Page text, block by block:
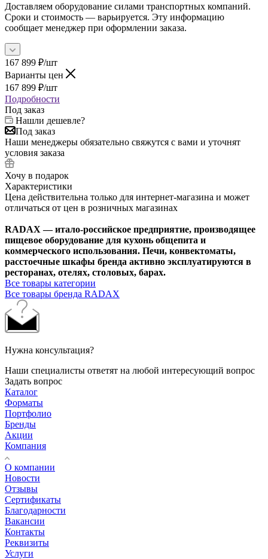
Доставляем оборудование силами транспортных компаний.
Сроки и стоимость — варьируется. Эту информацию
сообщает менеджер при оформлении заказа.
167 899 ₽/шт
Варианты цен
167 899 ₽/шт
Подробности
Под заказ
Нашли дешевле?
Под заказ
Наши менеджеры обязательно свяжутся с вами и уточнят
условия заказа
Хочу в подарок
Характеристики
Цена действительна только для интернет-магазина и может
отличаться от цен в розничных магазинах
RADAX — итало-российское предприятие, производящее
пищевое оборудование для кухонь общепита и
коммерческого использования. Печи, конвектоматы,
расстоечные шкафы бренда активно эксплуатируются в
ресторанах, отелях, столовых, барах.
Все товары категории
Все товары бренда RADAX
Нужна консультация?
Наши специалисты ответят на любой интересующий вопрос
Задать вопрос
Каталог
Форматы
Портфолио
Бренды
Акции
Компания
О компании
Новости
Отзывы
Сертификаты
Благодарности
Вакансии
Контакты
Реквизиты
Услуги